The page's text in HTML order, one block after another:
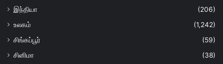
இந்தியா
(206)
உலகம்
(1,242)
சிங்கப்பூர்
(59)
சினிமா
(38)